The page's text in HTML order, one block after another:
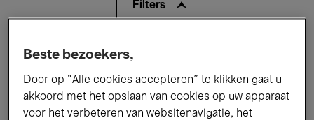
Filters
Alle evenementen
Tentoonstellingen Films
Performances Lezingen & Debatten
Beste bezoekers,
Door op “Alle cookies accepteren” te klikken gaat u
akkoord met het opslaan van cookies op uw apparaat
voor het verbeteren van websitenavigatie, het